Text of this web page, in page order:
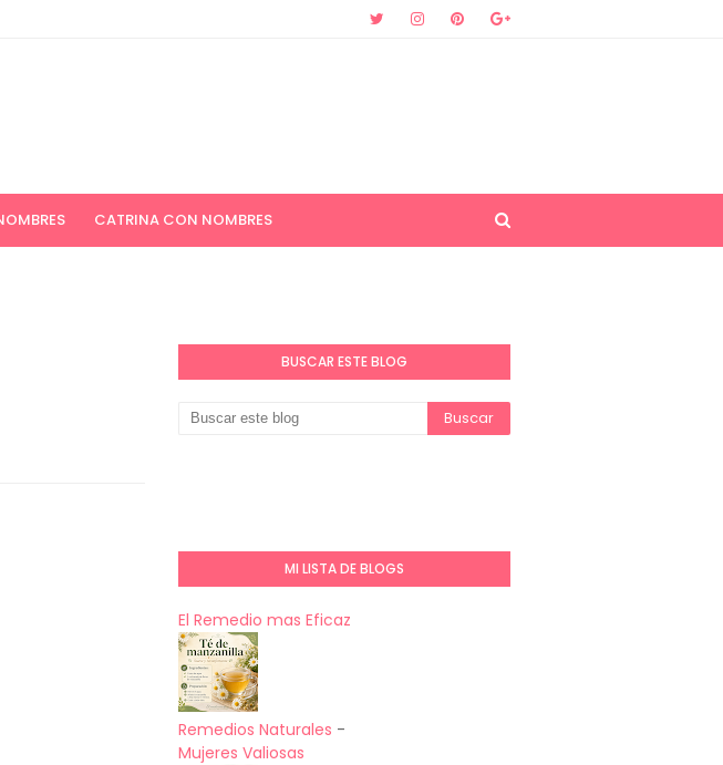
CATRINA CON NOMBRES
BUSCAR ESTE BLOG
MI LISTA DE BLOGS
El Remedio mas Eficaz
Remedios Naturales -
Mujeres Valiosas